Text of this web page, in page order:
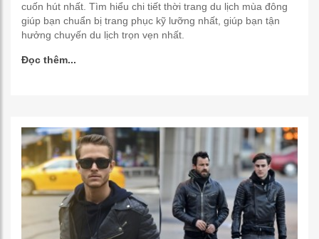
cuốn hút nhất. Tìm hiểu chi tiết thời trang du lịch mùa đông
giúp bạn chuẩn bị trang phục kỹ lưỡng nhất, giúp bạn tận
hưởng chuyến du lịch trọn vẹn nhất.
Đọc thêm...